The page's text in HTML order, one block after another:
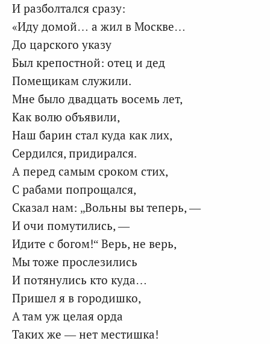
И разболтался сразу:
«Иду домой… а жил в Москве…
До царского указу
Был крепостной: отец и дед
Помещикам служили.
Мне было двадцать восемь лет,
Как волю объявили,
Наш барин стал куда как лих,
Сердился, придирался.
А перед самым сроком стих,
С рабами попрощался,
Сказал нам: „Вольны вы теперь, —
И очи помутились, —
Идите с богом!“ Верь, не верь,
Мы тоже прослезились
И потянулись кто куда…
Пришел я в городишко,
А там уж целая орда
Таких же — нет местишка!